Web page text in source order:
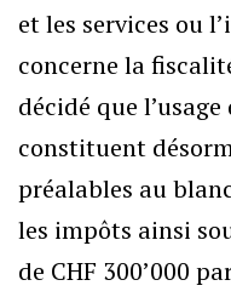
et les services ou
concerne la
décidé que
constituent
préalables au
les impôts ainsi
de CHF 300’000